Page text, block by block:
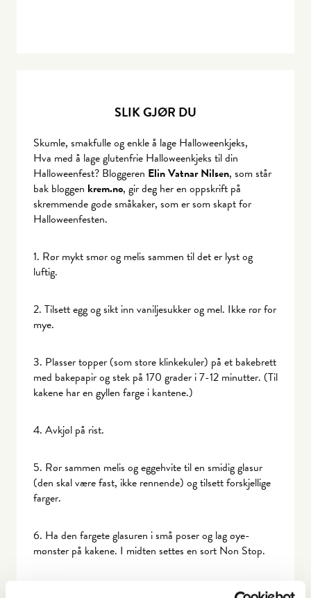
SLIK GJØR DU
Skumle, smakfulle og enkle å lage Halloweenkjeks,
Hva med å lage glutenfrie Halloweenkjeks til din
Halloweenfest? Bloggeren Elin Vatnar Nilsen, som står
bak bloggen krem.no, gir deg her en oppskrift på
skremmende gode småkaker, som er som skapt for
Halloweenfesten.
1. Rør mykt smør og melis sammen til det er lyst og
luftig.
2. Tilsett egg og sikt inn vaniljesukker og mel. Ikke rør for
mye.
3. Plasser topper (som store klinkekuler) på et bakebrett
med bakepapir og stek på 170 grader i 7-12 minutter. (Til
kakene har en gyllen farge i kantene.)
4. Avkjøl på rist.
5. Rør sammen melis og eggehvite til en smidig glasur
(den skal være fast, ikke rennende) og tilsett forskjellige
farger.
6. Ha den fargete glasuren i små poser og lag øye-
mønster på kakene. I midten settes en sort Non Stop.